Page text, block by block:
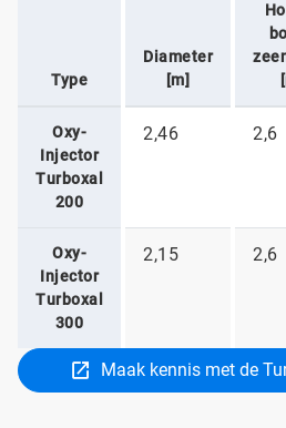
Type
Diameter
[m]
Oxy-
Injector
Turboxal
200
2,46 2,6
Oxy-
Injector
Turboxal
300
2,15 2,6
Maak kennis met de